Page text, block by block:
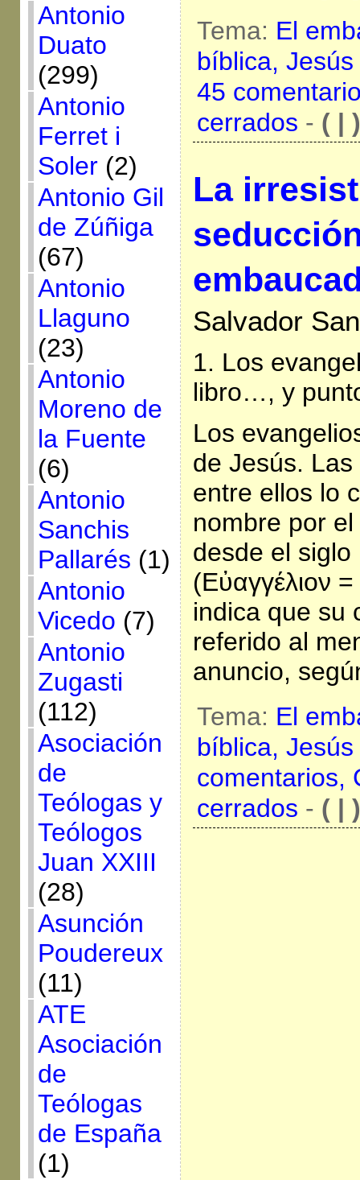
Antonio
Duato
(299)
Antonio
Ferret i
Soler(2)
Antonio Gil
de Zúñiga
(67)
Antonio
Llaguno
(23)
Antonio
Moreno de
la Fuente
(6)
Antonio
Sanchis
Pallarés (1)
Antonio
Vicedo (7)
Antonio
Zugasti
(112)
Asociación
de
Teólogas y
Teólogos
Juan XXIII
(28)
Asunción
Poudereux
(11)
ATE
Asociación
de
Teólogas
de España
(1)
Tema: El
bíblica,
45
cerrados - ( | )
La
Salvador
1. Los
libro…, y
Los
de Jesús.
entre ellos lo
nombre por
desde el siglo
(Εὐαγγέλιον
indica que su
referido al
anuncio,
Tema: El
bíblica,
comentarios,
cerrados - ( | )